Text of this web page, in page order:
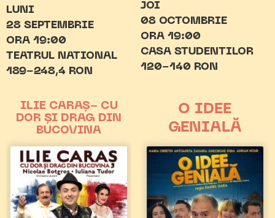
LUNI
28 SEPTEMBRIE
ORA 19:00
TEATRUL NATIONAL
189-248,4 RON
JOI
08 OCTOMBRIE
ORA 19:00
CASA STUDENTILOR
120-140 RON
ILIE CARAȘ- CU
DOR ȘI DRAG DIN
BUCOVINA
O IDEE
GENIALĂ